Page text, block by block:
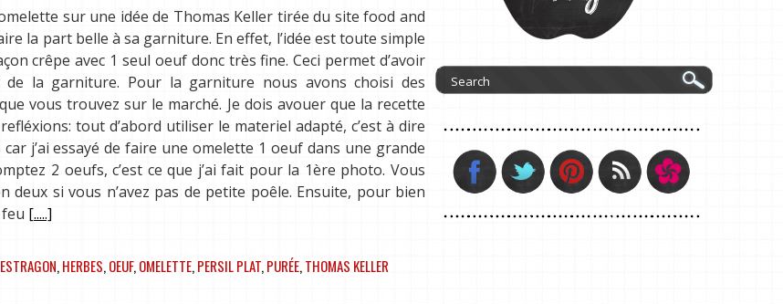
sur une idée de Thomas Keller tirée du site food and
la part belle à sa garniture. En effet, l’idée est toute simple
crêpe avec 1 seul oeuf donc très fine. Ceci permet d’avoir
la garniture. Pour la garniture nous avons choisi des
vous trouvez sur le marché. Je dois avouer que la recette
tout d’abord utiliser le materiel adapté, c’est à dire
j’ai essayé de faire une omelette 1 oeuf dans une grande
2 oeufs, c’est ce que j’ai fait pour la 1ère photo. Vous
si vous n’avez pas de petite poêle. Ensuite, pour bien
[.....]
ESTRAGON,HERBES,OEUF,OMELETTE,PERSIL PLAT,PURÉE,THOMAS KELLER